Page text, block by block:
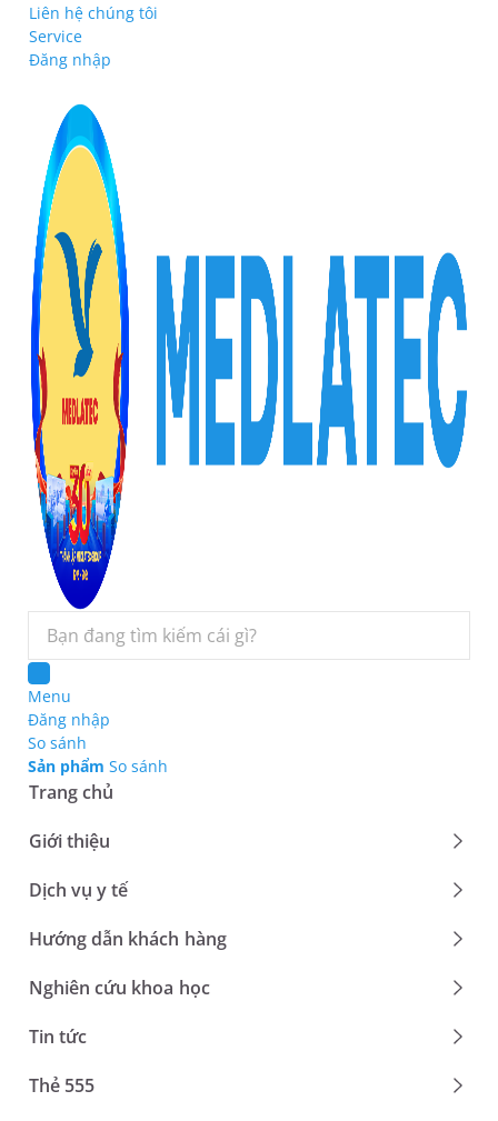
Liên hệ chúng tôi
Service
Đăng nhập
Menu
Đăng nhập
So sánh
Sản phẩm So sánh
Trang chủ
Giới thiệu
toggle
Dịch vụ y tế
toggle
Hướng dẫn khách hàng
toggle
Nghiên cứu khoa học
toggle
Tin tức
toggle
Thẻ 555
toggle